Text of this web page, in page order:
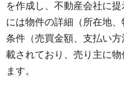
を作成し、不動産会社に
には物件の詳細（所在地
条件（売買金額、支払い
載されており、売り主に
ます。